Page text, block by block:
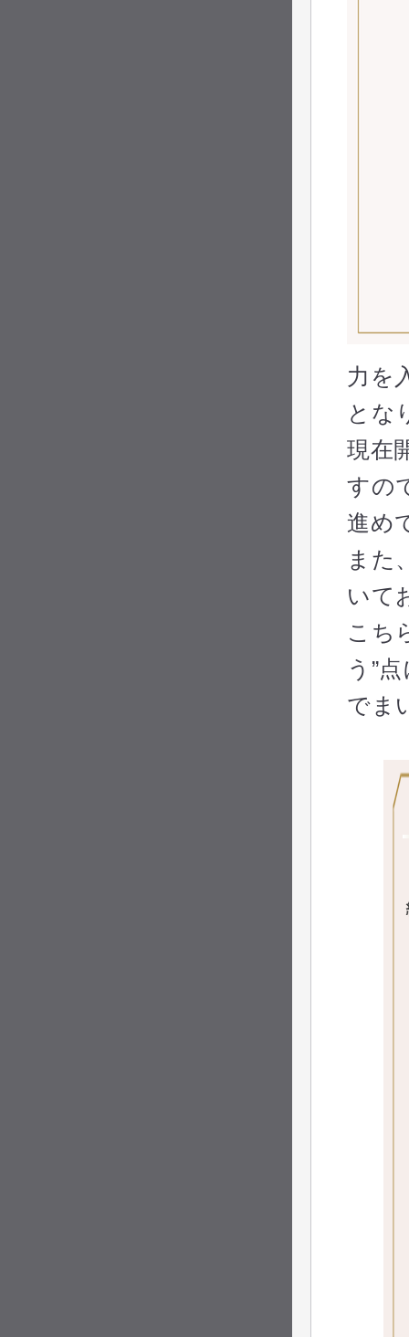
力を
とな
現在
すの
進め
また
いて
こち
う”
でま